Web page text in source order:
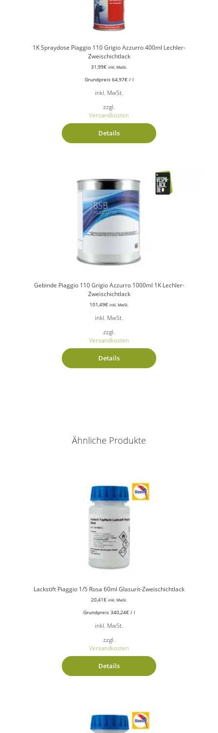
1K Spraydose Piaggio 110 Grigio Azzurro 400ml Lechler-
Zweischichtlack
31,99€ inkl. MwSt.
Grundpreis 64,97€/ l
inkl. MwSt.
zzgl.
Versandkosten
Details
Gebinde Piaggio 110 Grigio Azzurro 1000ml 1K Lechler-
Zweischichtlack
101,49€ inkl. MwSt.
inkl. MwSt.
zzgl.
Versandkosten
Details
Ähnliche Produkte
Lackstift Piaggio 1/5 Rosa 60ml Glasurit-Zweischichtlack
20,41€ inkl. MwSt.
Grundpreis 340,24€/ l
inkl. MwSt.
zzgl.
Versandkosten
Details